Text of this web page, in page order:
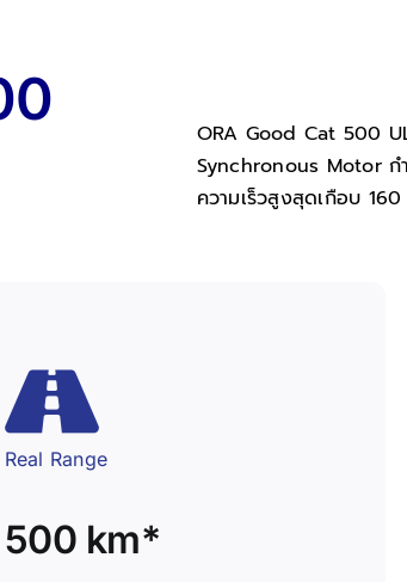
ORA Good Cat 500
Synchronous Motor
ความเร็วสูงสุดเกือบ
Real Range
500 km*